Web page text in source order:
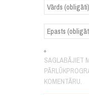
SAGLABĀJIET
KOMENTĀRU.